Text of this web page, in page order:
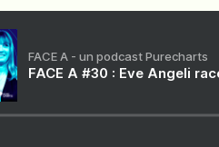
FACE A - un podcast Purecharts
FACE A #30 : Eve Angeli